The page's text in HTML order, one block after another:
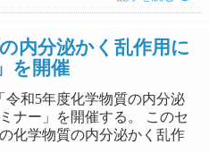
内分泌かく乱作用に
を開催
令和5年度化学物質の内分泌
ナー」を開催する。 このセ
化学物質の内分泌かく乱作